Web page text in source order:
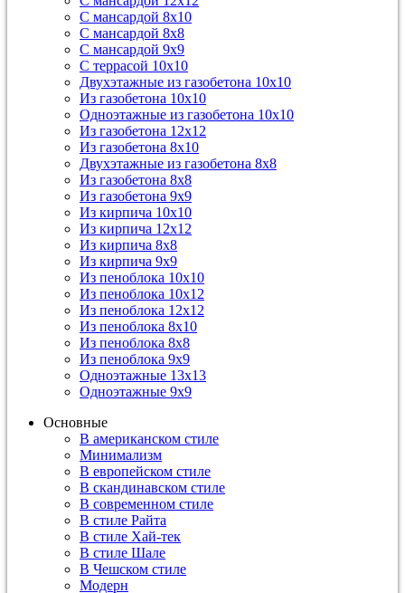
С мансардой 8х10
С мансардой 8х8
С мансардой 9х9
С террасой 10х10
Двухэтажные из газобетона 10х10
Из газобетона 10х10
Одноэтажные из газобетона 10х10
Из газобетона 12х12
Из газобетона 8х10
Двухэтажные из газобетона 8х8
Из газобетона 8х8
Из газобетона 9х9
Из кирпича 10х10
Из кирпича 12х12
Из кирпича 8х8
Из кирпича 9х9
Из пеноблока 10х10
Из пеноблока 10х12
Из пеноблока 12х12
Из пеноблока 8х10
Из пеноблока 8х8
Из пеноблока 9х9
Одноэтажные 13х13
Одноэтажные 9х9
Основные
В американском стиле
Минимализм
В европейском стиле
В скандинавском стиле
В современном стиле
В стиле Райта
В стиле Хай-тек
В стиле Шале
В Чешском стиле
Модерн